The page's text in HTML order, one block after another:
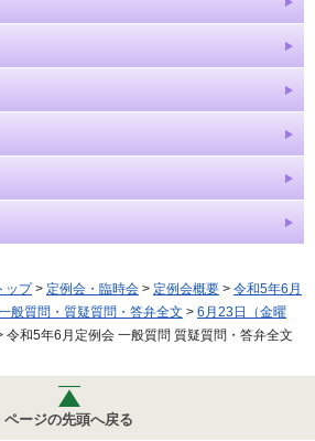
ップ> 定例会・臨時会 > 定例会概要 > 令和5年6月
般質問・質疑質問・答弁全文 > 6月23日（金曜
令和5年6月定例会 一般質問 質疑質問・答弁全文
ページの先頭へ戻る